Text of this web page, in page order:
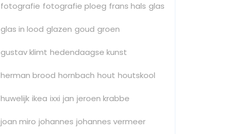
fotografie fotografie ploeg frans hals glas
glas in lood glazen goud groen
gustav klimt hedendaagse kunst
herman brood hornbach hout houtskool
huwelijk ikea ixxi jan jeroen krabbe
joan miro johannes johannes vermeer